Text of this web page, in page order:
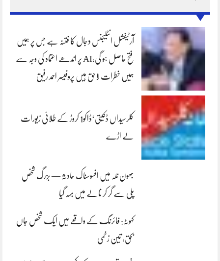
آرٹیفشل انٹلیجنس دجال کا فتنہ ہے جس پر ہمیں
فتح حاصل ہو گی،AI پر اندھے اعتماد کی وجہ سے
ہمیں خطرات لاحق ہیں پروفیسر احمد رفیق
کلرسیداں ڈکیتی‘ڈاکو1 کروڑ کے طلائی زیورات
لے اڑے
بھون نلہ میں افسوسناک حادثہ — بزرگ شخص
پلی سے گر کر نالے میں بہہ گیا
کہوٹہ: فائرنگ کے واقعے میں ایک شخص جاں
بحق، تین زخمی